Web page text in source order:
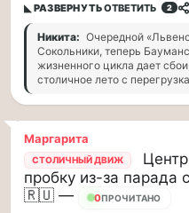
в
регионах
коммунальщики
нашли
свой
«гениальный»
способ
решать
проблемы
с
кадрами...
◣ РАЗВЕРНУТЬОТВЕТИТЬ 2
Никита: Очередной
Сокольники, теперь
жизненного цикла дает
столичное лето с
Маргарита
СТОЛИЧНЫЙ ДВИЖ
пробку из-за парада
🇷🇺 —
0ПРОЧИТАНО